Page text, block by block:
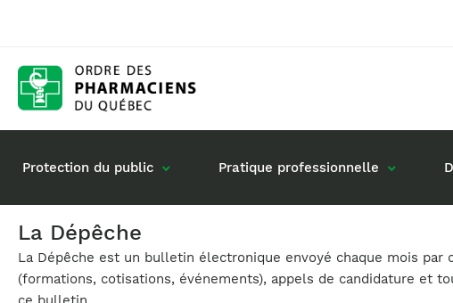
Protection du public
Rôle du pharmacien
Vos questions : des
Pratique professionnelle
Gestion de mon dossier
Retour à la pratique
Mission
La Dépêche
La Dépêche est un bulletin électronique envoyé chaque mois
(formations, cotisations, événements), appels de candidature et